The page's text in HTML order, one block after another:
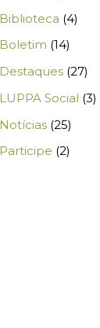
Biblioteca (4)
Boletim (14)
Destaques (27)
LUPPA Social (3)
Notícias (25)
Participe (2)